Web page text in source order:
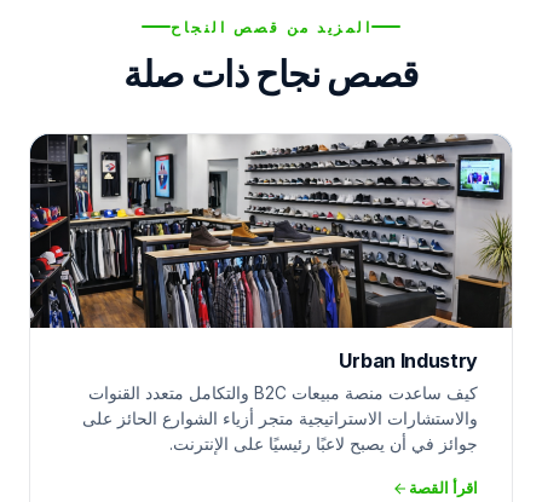
المزيد من قصص النجاح
قصص نجاح ذات صلة
Urban Industry
كيف ساعدت منصة مبيعات B2C والتكامل متعدد القنوات
والاستشارات الاستراتيجية متجر أزياء الشوارع الحائز على
جوائز في أن يصبح لاعبًا رئيسيًا على الإنترنت.
اقرأ القصة